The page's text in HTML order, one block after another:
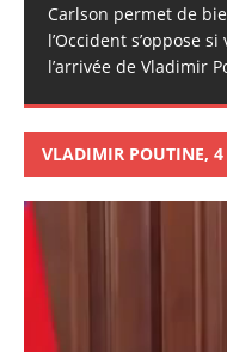
Carlson permet de
l’Occident s’oppose
l’arrivée de Vladimir
VLADIMIR POUTINE,
Lecteur
vidéo